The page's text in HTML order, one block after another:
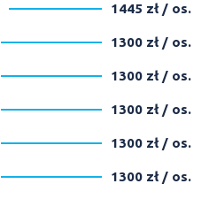
1445 zł / os.
1300 zł / os.
1300 zł / os.
1300 zł / os.
1300 zł / os.
1300 zł / os.